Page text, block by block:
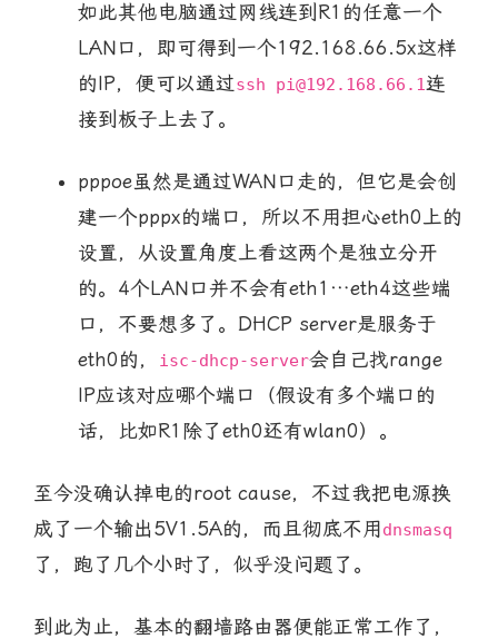
如此其他电脑通过网线连到R1的任意一个
LAN口，即可得到一个192.168.66.5x这样
的IP，便可以通过ssh pi@192.168.66.1连
接到板子上去了。
pppoe虽然是通过WAN口走的，但它是会创
建一个pppx的端口，所以不用担心eth0上的
设置，从设置角度上看这两个是独立分开
的。4个LAN口并不会有eth1…eth4这些端
口，不要想多了。DHCP server是服务于
eth0的，
isc-dhcp-server会自己找range
IP应该对应哪个端口（假设有多个端口的
话，比如R1除了eth0还有wlan0）。
至今没确认掉电的root cause，不过我把电源换
成了一个输出5V1.5A的，而且彻底不用 dnsmasq
了，跑了几个小时了，似乎没问题了。
到此为止，基本的翻墙路由器便能正常工作了，